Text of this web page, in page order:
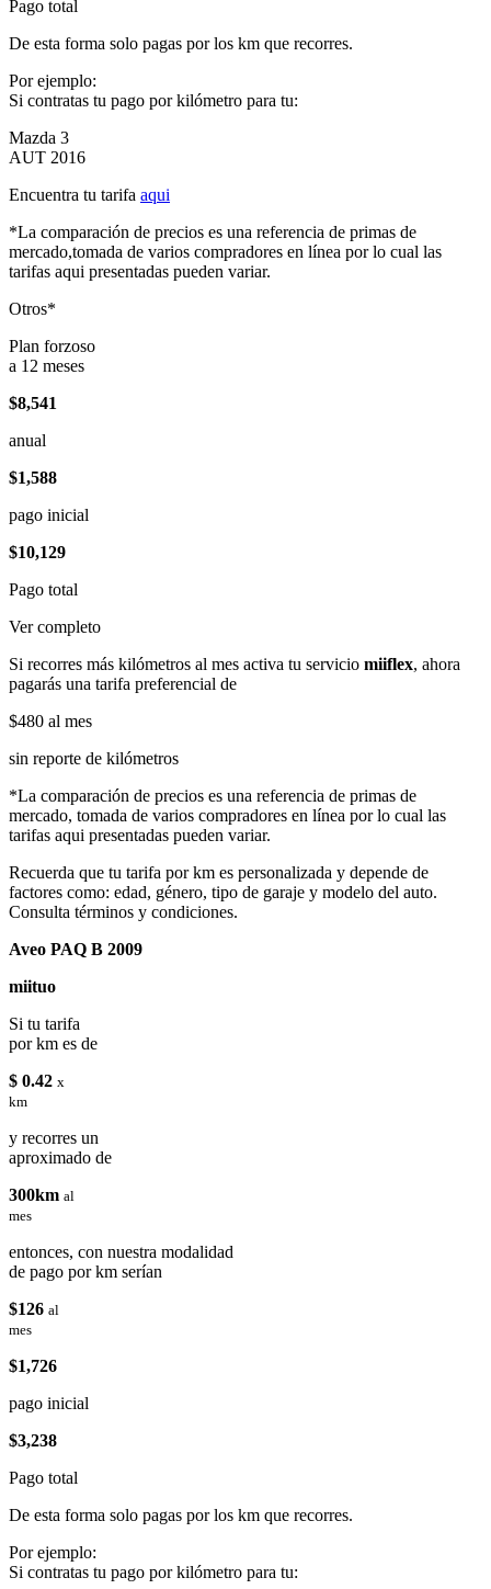
Pago total
De esta forma solo pagas por los km que recorres.
Por ejemplo:
Si contratas tu pago por kilómetro para tu:
Mazda 3
AUT 2016
Encuentra tu tarifa aqui
*La comparación de precios es una referencia de primas de
mercado,tomada de varios compradores en línea por lo cual las
tarifas aqui presentadas pueden variar.
Otros*
Plan forzoso
a 12 meses
$8,541
anual
$1,588
pago inicial
$10,129
Pago total
Ver completo
Si recorres más kilómetros al mes activa tu servicio miiflex, ahora
pagarás una tarifa preferencial de
$480 al mes
sin reporte de kilómetros
*La comparación de precios es una referencia de primas de
mercado, tomada de varios compradores en línea por lo cual las
tarifas aqui presentadas pueden variar.
Recuerda que tu tarifa por km es personalizada y depende de
factores como: edad, género, tipo de garaje y modelo del auto.
Consulta términos y condiciones.
Aveo PAQ B 2009
miituo
Si tu tarifa
por km es de
$ 0.42 x
km
y recorres un
aproximado de
300km al
mes
entonces, con nuestra modalidad
de pago por km serían
$126 al
mes
$1,726
pago inicial
$3,238
Pago total
De esta forma solo pagas por los km que recorres.
Por ejemplo:
Si contratas tu pago por kilómetro para tu: